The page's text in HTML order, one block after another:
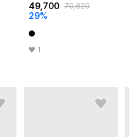
(BLACK)
49,700 70,820
29%
1